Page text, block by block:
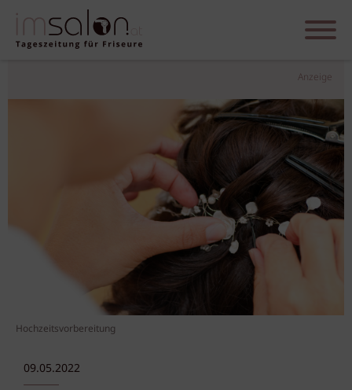
Anzeige
Hochzeitsvorbereitung
09.05.2022